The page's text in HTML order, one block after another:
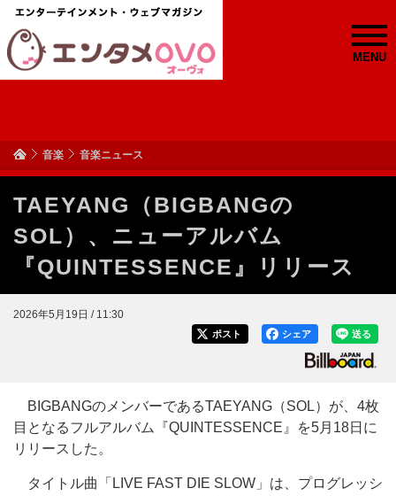
MENU
音楽 音楽ニュース
TAEYANG（BIGBANGの
SOL）、ニューアルバム
『QUINTESSENCE』リリース
2026年5月19日 / 11:30
送る
シェア
ポスト
BIGBANGのメンバーであるTAEYANG（SOL）が、4枚
目となるフルアルバム『QUINTESSENCE』を5月18日に
リリースした。
タイトル曲「LIVE FAST DIE SLOW」は、プログレッシ